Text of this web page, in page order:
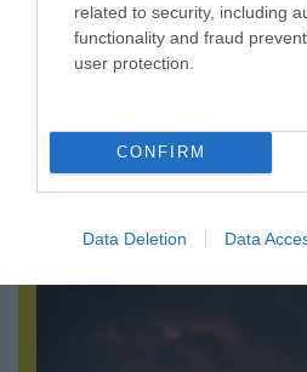
related to security, including
functionality and fraud
user protection.
CONFIRM
Data Deletion Data
08.08.2026 | 18:02
Βάσει της τριμερούς
Ισλαμαμπάντ κατά της